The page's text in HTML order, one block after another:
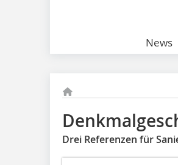
News
Drei Referenzen für